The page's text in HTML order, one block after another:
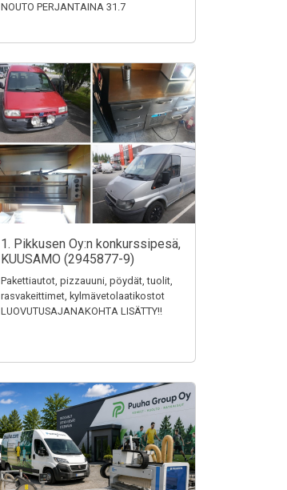
NOUTO PERJANTAINA 31.7
1. Pikkusen Oy:n konkurssipesä,
KUUSAMO (2945877-9)
Pakettiautot, pizzauuni, pöydät, tuolit,
rasvakeittimet, kylmävetolaatikostot
LUOVUTUSAJANAKOHTA LISÄTTY!!